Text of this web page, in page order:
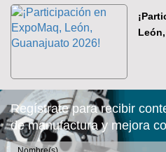
Regístrate para recibir
de manufactura y mejora